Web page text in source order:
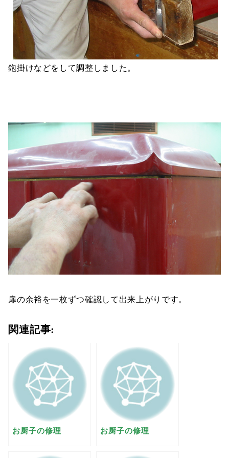
鉋掛けなどをして調整しました。
扉の余裕を一枚ずつ確認して出来上がりです。
関連記事:
お厨子の修理 お厨子の修理